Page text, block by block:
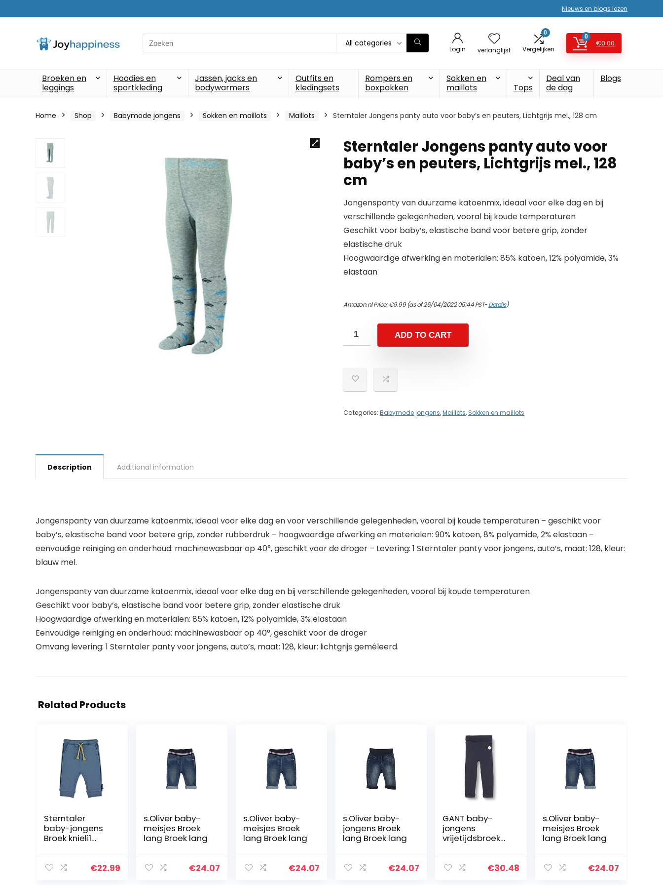
Nieuws en blogs lezen
Search
for:
All categories
Login verlanglijst
0
Vergelijken
0
€0.00
Broeken en
leggings
Hoodies en
sportkleding
Jassen, jacks en
bodywarmers
Outfits en
kledingsets
Rompers en
boxpakken
Sokken en
maillots
Tops
Deal van
de dag
Blogs
Home Shop Babymode jongens Sokken en maillots Maillots Sterntaler Jongens panty auto voor baby’s en peuters, Lichtgrijs mel., 128 cm
Sterntaler Jongens panty auto voor
baby’s en peuters, Lichtgrijs mel., 128
cm
Jongenspanty van duurzame katoenmix, ideaal voor elke dag en bij
verschillende gelegenheden, vooral bij koude temperaturen
Geschikt voor baby’s, elastische band voor betere grip, zonder
elastische druk
Hoogwaardige afwerking en materialen: 85% katoen, 12% polyamide, 3%
elastaan
Amazon.nl Price:€9.99(as of 26/04/2022 05:44 PST-Details)
ADD TO CART
Categories: Babymode jongens,Maillots, Sokken en maillots
Description Additional information
Jongenspanty van duurzame katoenmix, ideaal voor elke dag en voor verschillende gelegenheden, vooral bij koude temperaturen – geschikt voor
baby’s, elastische band voor betere grip, zonder rubberdruk – hoogwaardige afwerking en materialen: 90% katoen, 8% polyamide, 2% elastaan –
eenvoudige reiniging en onderhoud: machinewasbaar op 40°, geschikt voor de droger – Levering: 1 Sterntaler panty voor jongens, auto’s, maat: 128, kleur:
blauw mel.
Jongenspanty van duurzame katoenmix, ideaal voor elke dag en bij verschillende gelegenheden, vooral bij koude temperaturen
Geschikt voor baby’s, elastische band voor betere grip, zonder elastische druk
Hoogwaardige afwerking en materialen: 85% katoen, 12% polyamide, 3% elastaan
Eenvoudige reiniging en onderhoud: machinewasbaar op 40°, geschikt voor de droger
Omvang levering: 1 Sterntaler panty voor jongens, auto’s, maat: 128, kleur: lichtgrijs gemêleerd.
Related Products
Sterntaler
baby-jongens
Broek knieli1
€22.99
s.Oliver baby-
meisjes Broek
lang Broek lang
€24.07
s.Oliver baby-
meisjes Broek
lang Broek lang
€24.07
s.Oliver baby-
jongens Broek
lang Broek lang
€24.07
GANT baby-
jongens
vrijetijdsbroek
COTTON PANTS
€30.48
s.Oliver baby-
meisjes Broek
lang Broek lang
€24.07